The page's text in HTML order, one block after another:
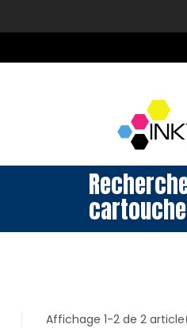
Affichage 1-2 de 2